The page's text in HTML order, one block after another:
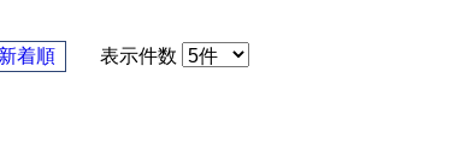
新着順 表示件数